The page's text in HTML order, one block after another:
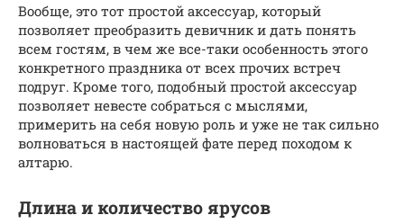
Вообще, это тот простой аксессуар, который
позволяет преобразить девичник и дать понять
всем гостям, в чем же все-таки особенность этого
конкретного праздника от всех прочих встреч
подруг. Кроме того, подобный простой аксессуар
позволяет невесте собраться с мыслями,
примерить на себя новую роль и уже не так сильно
волноваться в настоящей фате перед походом к
алтарю.
Длина и количество ярусов